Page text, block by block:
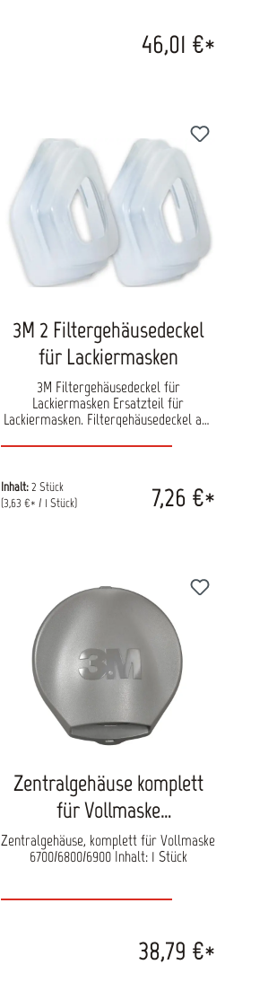
Ladestandanzeige Ladezeit: ca. 3,5 h bis
46,01 €*
3M 2 Filtergehäusedeckel
für Lackiermasken
3M Filtergehäusedeckel für
Lackiermasken Ersatzteil für
Lackiermasken. Filtergehäusedeckel aus
Inhalt:2 Stück
(3,63 €* / 1 Stück)
7,26 €*
Zentralgehäuse komplett
für Vollmaske
6700/6800/6900
Zentralgehäuse, komplett für Vollmaske
6700/6800/6900 Inhalt: 1 Stück
38,79 €*